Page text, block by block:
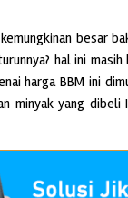
besar
hal ini
harga BBM ini
minyak yang